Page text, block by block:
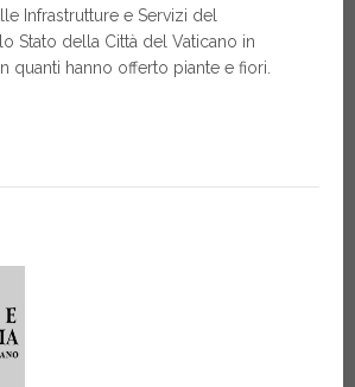
Infrastrutture e Servizi del
Stato della Città del Vaticano in
quanti hanno offerto piante e fiori.